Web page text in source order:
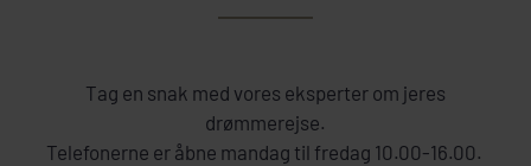
Tag en snak med vores eksperter om jeres
drømmerejse.
Telefonerne er åbne mandag til fredag 10.00-16.00.